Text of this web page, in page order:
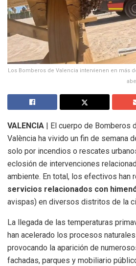
Los Bomberos de Valencia intervienen en más
VALENCIA | El cuerpo de Bomberos
València ha vivido un fin de semana
solo por incendios o rescates
eclosión de intervenciones
ambiente. En total, los efectivos han
servicios relacionados con
avispas) en diversos distritos de la
La llegada de las temperaturas
han acelerado los procesos
provocando la aparición de
fachadas, parques y mobiliario